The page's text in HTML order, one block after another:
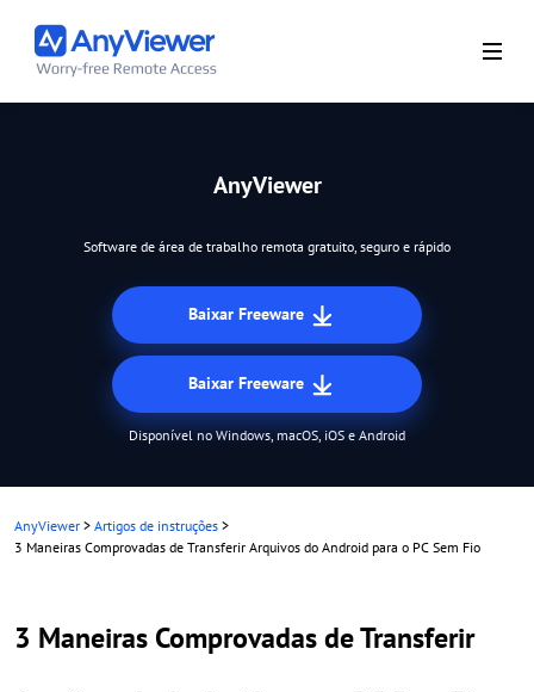
AnyViewer
Software de área de trabalho remota gratuito, seguro e rápido
Baixar Freeware
Baixar Freeware
Disponível no Windows, macOS, iOS e Android
AnyViewer > Artigos de instruções >
3 Maneiras Comprovadas de Transferir Arquivos do Android para o PC Sem Fio
3 Maneiras Comprovadas de Transferir